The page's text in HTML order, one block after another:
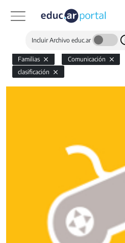
Incluir Archivo educ.ar
Familias Comunicación
clasificación